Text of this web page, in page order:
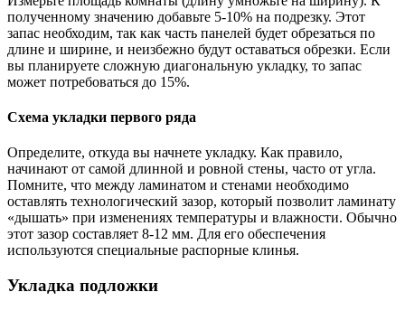
полученному значению добавьте 5-10% на подрезку. Этот
запас необходим, так как часть панелей будет обрезаться по
длине и ширине, и неизбежно будут оставаться обрезки. Если
вы планируете сложную диагональную укладку, то запас
может потребоваться до 15%.
Схема укладки первого ряда
Определите, откуда вы начнете укладку. Как правило,
начинают от самой длинной и ровной стены, часто от угла.
Помните, что между ламинатом и стенами необходимо
оставлять технологический зазор, который позволит ламинату
«дышать» при изменениях температуры и влажности. Обычно
этот зазор составляет 8-12 мм. Для его обеспечения
используются специальные распорные клинья.
Укладка подложки